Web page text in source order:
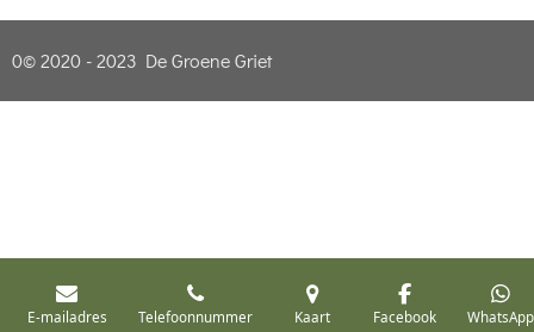
0© 2020 - 2023 De Groene Griet
E-mailadres Telefoonnummer Kaart Facebook WhatsApp